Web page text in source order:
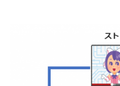
『チケットを買う